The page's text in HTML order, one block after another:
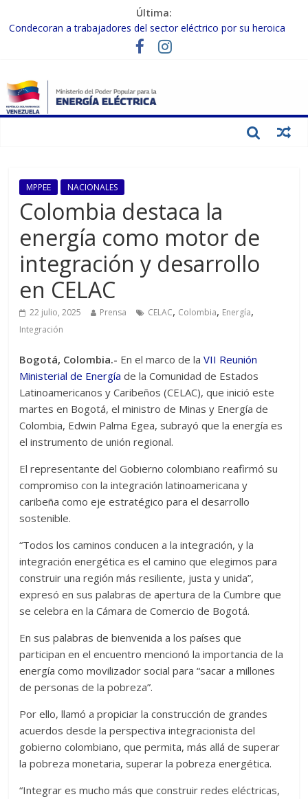
Última:
Condecoran a trabajadores del sector eléctrico por su heroica
labor tras el doble sismo del 24-J
Gobierno Nacional coordina acciones con el sector privado para
Inspeccionan trabajos de rehabilitación en instalaciones del SEN
en Carabobo
Gobierno Nacional activa plan preventivo para fortalecer el SEN
MPPEE NACIONALES
Colombia destaca la
energía como motor de
integración y desarrollo
en CELAC
22 julio, 2025 Prensa CELAC, Colombia, Energía,
Integración
Bogotá, Colombia.- En el marco de laVII Reunión
Ministerial de Energía de la Comunidad de Estados
Latinoamericanos y Caribeños (CELAC), que inició este
martes en Bogotá, el ministro de Minas y Energía de
Colombia, Edwin Palma Egea, subrayó que la energía es
el instrumento de unión regional.
El representante del Gobierno colombiano reafirmó su
compromiso con la integración latinoamericana y
caribeña como eje estratégico para el desarrollo
sostenible.
“Todos los caminos conducen a la integración, y la
integración energética es el camino que elegimos para
construir una región más resiliente, justa y unida”,
expresó en sus palabras de apertura de la Cumbre que
se celebra en la Cámara de Comercio de Bogotá.
En sus palabras de bienvenida a los países que
participan en el encuentro mencionó la importancia de la
energía como movilizador social para “sacar a millones
de personas de la pobreza”.
Por ello, llamó a propiciar la construcción de grandes
acuerdos desde la perspectiva integracionista del
gobierno colombiano, que permita, más allá de superar
la pobreza monetaria, superar la pobreza energética.
“Integrar es mucho más que construir redes eléctricas,